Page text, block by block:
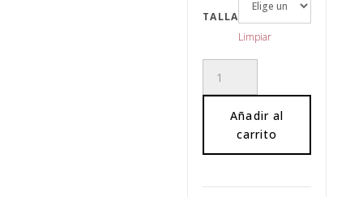
TALLA
Limpiar
arena
Añadir al
carrito